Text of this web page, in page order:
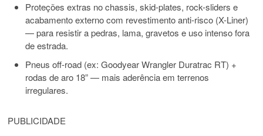
Proteções extras no chassis, skid-plates, rock-sliders e
acabamento externo com revestimento anti-risco (X-Liner)
— para resistir a pedras, lama, gravetos e uso intenso fora
de estrada.
Pneus off-road (ex: Goodyear Wrangler Duratrac RT) +
rodas de aro 18” — mais aderência em terrenos
irregulares.
PUBLICIDADE